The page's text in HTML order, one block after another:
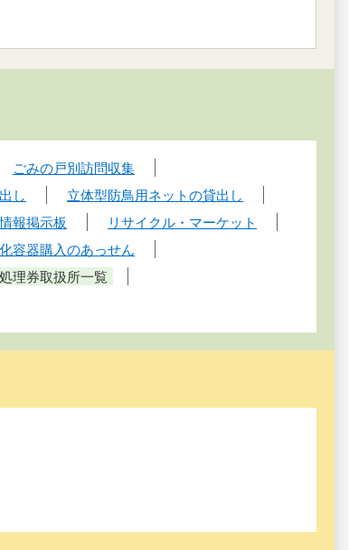
ごみの戸別訪問収集
し
立体型防鳥用ネットの貸出し
報掲示板
リサイクル・マーケット
容器購入のあっせん
理券取扱所一覧